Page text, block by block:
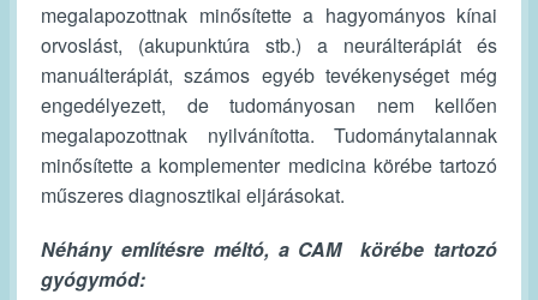
megalapozottnak minősítette a hagyományos kínai
orvoslást, (akupunktúra stb.) a neurálterápiát és
manuálterápiát, számos egyéb tevékenységet még
engedélyezett, de tudományosan nem kellően
megalapozottnak nyilvánította. Tudománytalannak
minősítette a komplementer medicina körébe tartozó
műszeres diagnosztikai eljárásokat.
Néhány említésre méltó, a CAM körébe tartozó
gyógymód: